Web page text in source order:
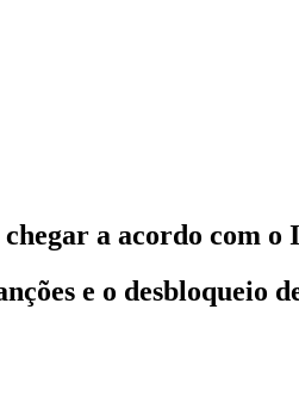
a acordo com o
e o desbloqueio